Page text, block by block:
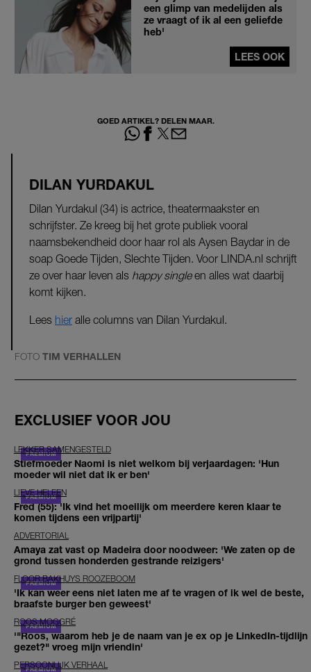
een glimp van medelijden als
ze vraagt of ik al een geliefde
heb'
LEES OOK
GOED ARTIKEL? DELEN MAAR.
DILAN YURDAKUL
Dilan Yurdakul (34) is actrice, theatermaakster en
schrijfster. Ze kreeg bij het grote publiek vooral
naamsbekendheid door haar rol als Aysen Baydar in de
soap Goede Tijden, Slechte Tijden. Voor LINDA.nl schrijft
ze over haar leven als happy singleen alles wat daarbij
komt kijken.
Lees hier alle columns van Dilan Yurdakul.
FOTO TIM VERHALLEN
EXCLUSIEF VOOR JOU
LEKKER SAMENGESTELD
Stiefmoeder Naomi is niet welkom bij verjaardagen: 'Hun
moeder wil niet dat ik er ben'
LIEVE HELEEN
Fred (55): 'Ik vind het moeilijk om meerdere keren klaar te
komen tijdens een vrijpartij'
ADVERTORIAL
Amaya zat vast op Madeira door noodweer: 'We zaten op de
grond tussen honderden gestrande reizigers'
FLOOR BAKHUYS ROOZEBOOM
'Ik kan weer eens niet laten me af te vragen of ik wel de beste,
braafste burger ben geweest'
ROOS MOGGRÉ
'"Roos, waarom heb je de naam van je ex op je LinkedIn-tijdlijn
gezet?" vroeg mijn vriendin'
PERSOONLIJK VERHAAL